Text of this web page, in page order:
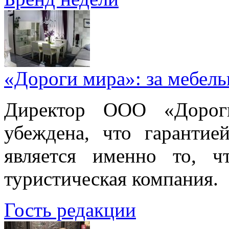
«Дороги мира»: за
Директор ООО
убеждена, что
является именно то,
туристическая компания.
Гость редакции